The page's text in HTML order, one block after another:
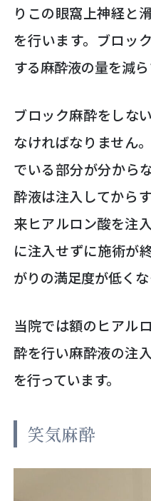
りこの眼窩上神経と
を行います。ブロッ
する麻酔液の量を減ら
ブロック麻酔をしな
なければなりません
でいる部分が分から
酔液は注入してから
来ヒアルロン酸を注
に注入せずに施術が
がりの満足度が低くな
当院では額のヒアル
酔を行い麻酔液の注
を行っています。
笑気麻酔